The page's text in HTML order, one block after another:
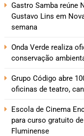
Gastro Samba reúne
Gustavo Lins em
semana
Onda Verde realiza
conservação
Grupo Código abre
oficinas de teatro,
Escola de Cinema
para curso gratuito
Fluminense